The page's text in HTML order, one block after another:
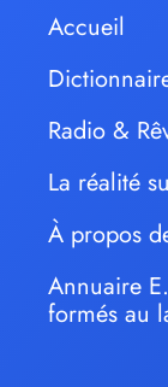
Accueil
Radio &
La réalité
À propos
Annuaire
formés au